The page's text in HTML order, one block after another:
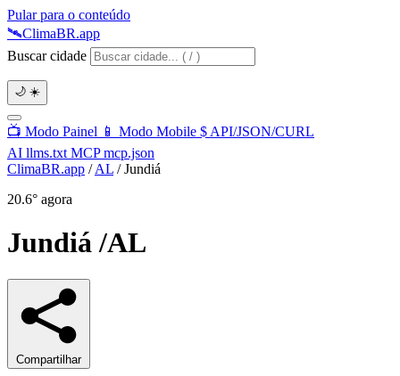
Pular para o conteúdo
🛰️ClimaBR.app
Buscar cidade
🌙 ☀️
📺 Modo Painel 📱 Modo Mobile $ API/JSON/CURL
AI llms.txt MCPmcp.json
ClimaBR.app / AL / Jundiá
20.6° agora
Jundiá/AL
Compartilhar